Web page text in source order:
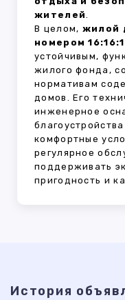
жителей.
В целом, жилой
номером
устойчивым,
жилого фонда,
нормативам
домов. Его
инженерное
комфортные
регулярное
поддерживать
пригодность и
История